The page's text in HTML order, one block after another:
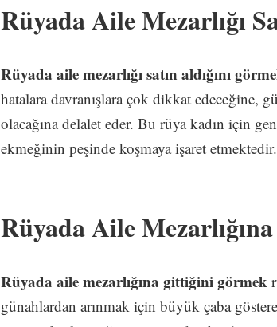
Rüyada Aile Mezarlığı
Rüyada aile mezarlığı satın aldığını
hatalara davranışlara çok dikkat edeceğine,
olacağına delalet eder. Bu rüya kadın için
ekmeğinin peşinde koşmaya işaret etmektedir.
Rüyada Aile
Rüyada aile mezarlığına gittiğini görmek
günahlardan arınmak için büyük çaba